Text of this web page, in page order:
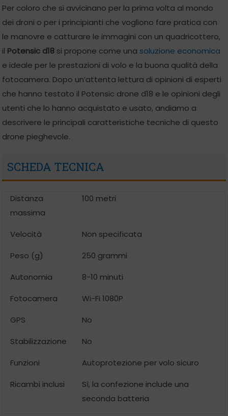
Per coloro che si avvicinano per la prima volta al mondo
dei droni o per i principianti che vogliono fare pratica con
le manovre e catturare le immagini con un quadricottero,
il Potensic d18 si propone come una soluzione economica
e ideale per le prestazioni di volo e la buona qualità della
fotocamera. Dopo un’attenta lettura di opinioni di esperti
che hanno testato il Potensic drone d18 e le opinioni degli
utenti che lo hanno acquistato e usato, andiamo a
descrivere le principali caratteristiche tecniche di questo
drone pieghevole.
SCHEDA TECNICA
Distanza
massima
100 metri
Velocità
Non specificata
Peso (g)
250 grammi
Autonomia
8-10 minuti
Fotocamera
Wi-Fi 1080P
GPS
No
Stabilizzazione
No
Funzioni
Autoprotezione per volo sicuro
Ricambi inclusi
Sì, la confezione include una
seconda batteria